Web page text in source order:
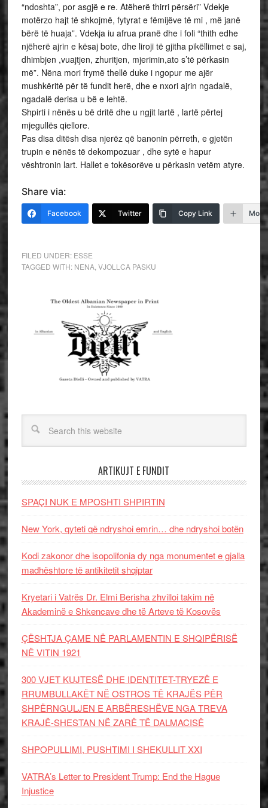
“ndoshta”, por asgjë e re. Atëherë thirri përsëri” Vdekje
motërzo hajt të shkojmë, fytyrat e fëmijëve të mi , më janë
bërë të huaja”. Vdekja iu afrua pranë dhe i foli “thith edhe
njëherë ajrin e kësaj bote, dhe liroji të gjitha pikëllimet e saj,
dhimbjen ,vuajtjen, zhuritjen, mjerimin,ato s’të përkasin
më”. Nëna mori frymë thellë duke i ngopur me ajër
mushkëritë për të fundit herë, dhe e nxori ajrin ngadalë,
ngadalë derisa u bë e lehtë.
Shpirti i nënës u bë dritë dhe u ngjit lartë , lartë përtej
mjegullës qiellore.
Pas disa ditësh disa njerëz që banonin përreth, e gjetën
trupin e nënës të dekompozuar , dhe sytë e hapur
vështronin lart. Hallet e tokësorëve u përkasin vetëm atyre.
Share via:
Facebook Twitter Copy Link More
FILED UNDER: ESSE
TAGGED WITH: NENA, VJOLLCA PASKU
ARTIKUJT E FUNDIT
SPAÇI NUK E MPOSHTI SHPIRTIN
New York, qyteti që ndryshoi emrin… dhe ndryshoi botën
Kodi zakonor dhe isopolifonia dy nga monumentet e gjalla
madhështore të antikitetit shqiptar
Kryetari i Vatrës Dr. Elmi Berisha zhvilloi takim në
Akademinë e Shkencave dhe të Arteve të Kosovës
ÇËSHTJA ÇAME NË PARLAMENTIN E SHQIPËRISË
NË VITIN 1921
300 VJET KUJTESË DHE IDENTITET-TRYEZË E
RRUMBULLAKËT NË OSTROS TË KRAJËS PËR
SHPËRNGULJEN E ARBËRESHËVE NGA TREVA
KRAJË-SHESTAN NË ZARË TË DALMACISË
SHPOPULLIMI, PUSHTIMI I SHEKULLIT XXI
VATRA’s Letter to President Trump: End the Hague
Injustice